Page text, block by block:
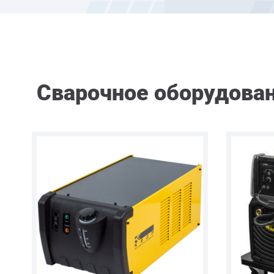
Сварочное